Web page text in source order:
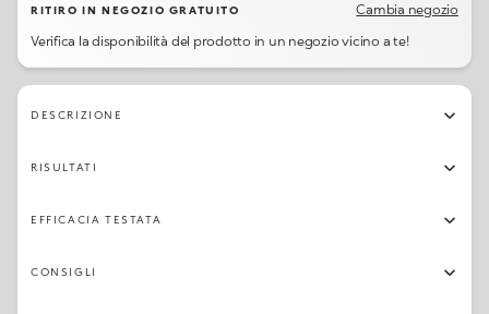
RITIRO IN NEGOZIO GRATUITO
Cambia negozio
Verifica la disponibilità del prodotto in un negozio vicino a te!
DESCRIZIONE
RISULTATI
EFFICACIA TESTATA
CONSIGLI